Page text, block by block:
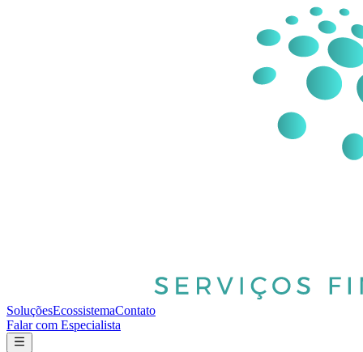
SoluçõesEcossistemaContato
Falar com Especialista